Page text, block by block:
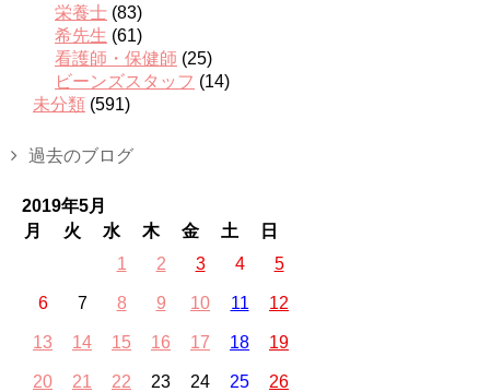
栄養士 (83)
希先生 (61)
看護師・保健師 (25)
ビーンズスタッフ (14)
未分類 (591)
過去のブログ
2019年5月
月
火 水 木 金 土
日
1
2 3 4 5
6 7 8 9 10 11 12
13 14 15 16 17 18 19
20 21 22 23 24 25 26